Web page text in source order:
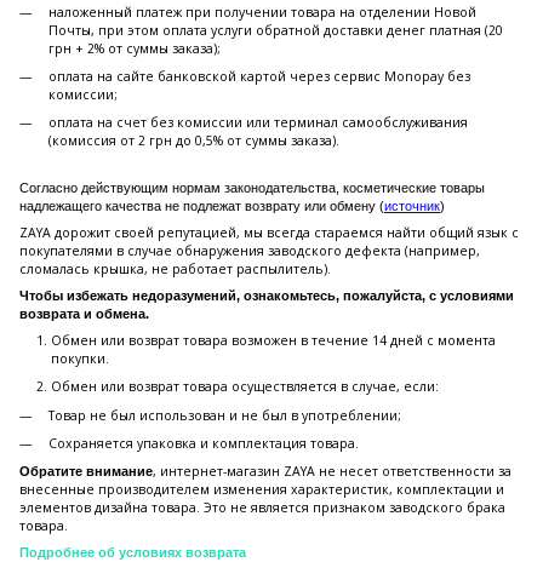
наложенный платеж при получении товара на отделении Новой
Почты, при этом оплата услуги обратной доставки денег платная (20
грн + 2% от суммы заказа);
оплата на сайте банковской картой через сервис Monopay без
комиссии;
оплата на счет без комиссии или терминал самообслуживания
(комиссия от 2 грн до 0,5% от суммы заказа).
Согласно действующим нормам законодательства, косметические товары
надлежащего качества не подлежат возврату или обмену (источник)
ZAYA дорожит своей репутацией, мы всегда стараемся найти общий язык с
покупателями в случае обнаружения заводского дефекта (например,
сломалась крышка, не работает распылитель).
Чтобы избежать недоразумений, ознакомьтесь, пожалуйста, с условиями
возврата и обмена.
Обмен или возврат товара возможен в течение 14 дней с момента
покупки.
Обмен или возврат товара осуществляется в случае, если:
Товар не был использован и не был в употреблении;
Сохраняется упаковка и комплектация товара.
Обратите внимание, интернет-магазин ZAYA не несет ответственности за
внесенные производителем изменения характеристик, комплектации и
элементов дизайна товара. Это не является признаком заводского брака
товара.
Подробнее об условиях возврата